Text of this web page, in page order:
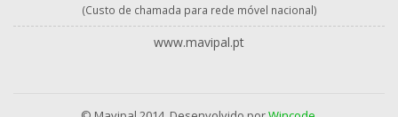
(Custo de chamada para rede móvel nacional)
www.mavipal.pt